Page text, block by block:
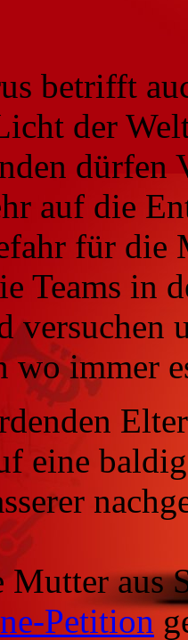
betrifft
der
dürfen
auf die
für die
Teams in
versuchen
wo immer
eine
Mutter aus
Petition